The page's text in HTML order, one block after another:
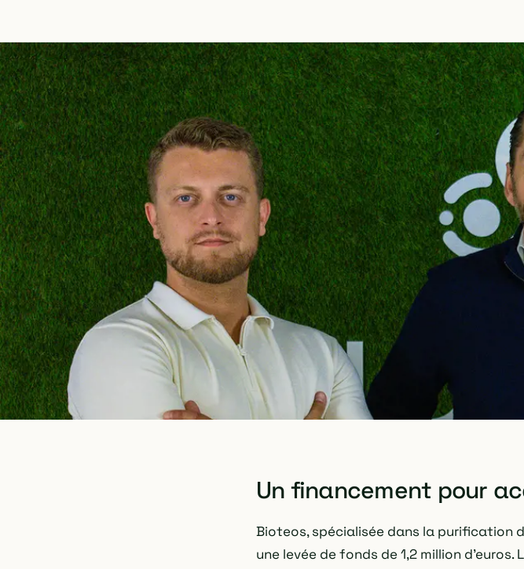
Un financement pour
Bioteos, spécialisée dans la purification
une levée de fonds de 1,2 million